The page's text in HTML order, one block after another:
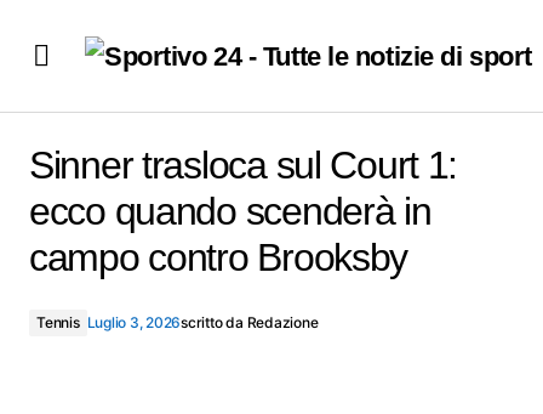
campo contro Brooksby
Sinner trasloca sul Court 1:
ecco quando scenderà in
campo contro Brooksby
Tennis Luglio 3, 2026scritto da Redazione